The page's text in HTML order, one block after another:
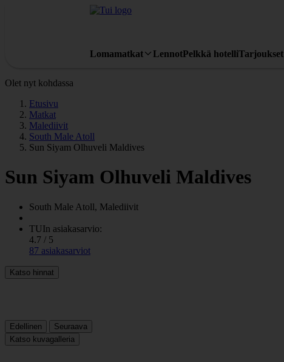
Lomamatkat LennotPelkkä hotelliTarjoukset
Olet nyt kohdassa
Etusivu
Matkat
Malediivit
South Male Atoll
Sun Siyam Olhuveli Maldives
Sun Siyam Olhuveli Maldives
South Male Atoll, Malediivit
TUIn asiakasarvio:
4.7 / 5
87 asiakasarviot
Katso hinnat
Edellinen
Seuraava
Katso kuvagalleria